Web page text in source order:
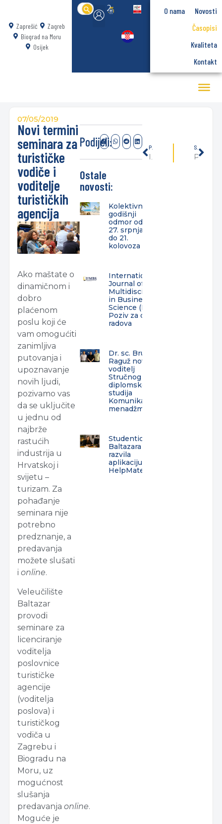
Zaprešić
Zagreb
Biograd na Moru
Osijek
Search
for:
O nama
Novosti
Časopisi
Kvaliteta
Kontakt
07/05/2019
Novi termini
seminara za
turističke
vodiče i
voditelje
turističkih
agencija
Ako maštate o
dinamičnom i
dobro
plaćenom
poslu koji će
vam omogućiti
zanimljiva
putovanja i
upoznavanje
novih ljudi,
pozivamo vas
da se uključite
u jednu od
najbrže
rastućih
industrija u
Hrvatskoj i
svijetu –
turizam. Za
pohađanje
seminara nije
potrebno
predznanje, a
predavanja
možete slušati
ionline.
Veleučilište
Baltazar
provodi
seminare za
licenciranje
voditelja
poslovnice
turističke
agencije
(voditelja
poslova) i
turističkog
vodiča u
Zagrebu i
Biogradu na
Moru, uz
mogućnost
slušanja
predavanjaonline.
Moguće je
Podijeli:
Ostale
novosti:
Kolektivni
godišnji
odmor od
27. srpnja
do 21.
kolovoza
International
Journal of
Multidisciplinarity
in Business and
Science (IJMBS) –
Poziv za dostavu
radova
Dr. sc. Bruno
Raguž novi
voditelj
Stručnog
diplomskog
studija
Komunikacijski
menadžment
Studentica
Baltazara
razvila
aplikaciju
HelpMate
PRETHODNO SLIJEDEĆE
Profesorica Poslovne etike dr. Dafne Vidanec sudjelovala na konferenciji u Gruziji